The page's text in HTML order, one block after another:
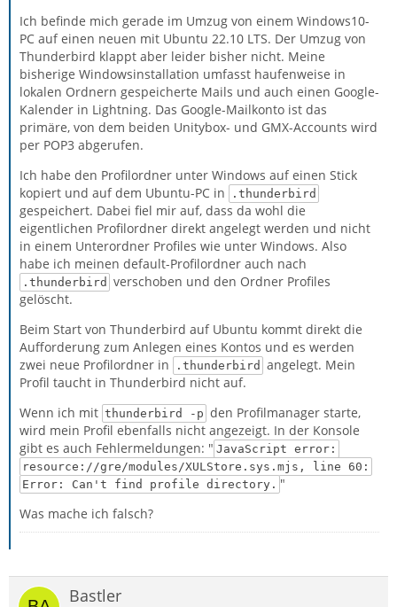
Ich befinde mich gerade im Umzug von einem Windows10-
PC auf einen neuen mit Ubuntu 22.10 LTS. Der Umzug von
Thunderbird klappt aber leider bisher nicht. Meine
bisherige Windowsinstallation umfasst haufenweise in
lokalen Ordnern gespeicherte Mails und auch einen Google-
Kalender in Lightning. Das Google-Mailkonto ist das
primäre, von dem beiden Unitybox- und GMX-Accounts wird
per POP3 abgerufen.
Ich habe den Profilordner unter Windows auf einen Stick
kopiert und auf dem Ubuntu-PC in
.thunderbird
gespeichert. Dabei fiel mir auf, dass da wohl die
eigentlichen Profilordner direkt angelegt werden und nicht
in einem Unterordner Profiles wie unter Windows. Also
habe ich meinen default-Profilordner auch nach
.thunderbird verschoben und den Ordner Profiles
gelöscht.
Beim Start von Thunderbird auf Ubuntu kommt direkt die
Aufforderung zum Anlegen eines Kontos und es werden
zwei neue Profilordner in
.thunderbird angelegt. Mein
Profil taucht in Thunderbird nicht auf.
Wenn ich mit thunderbird -p den Profilmanager starte,
wird mein Profil ebenfalls nicht angezeigt. In der Konsole
gibt es auch Fehlermeldungen: " JavaScript error:
resource://gre/modules/XULStore.sys.mjs, line 60:
Error: Can't find profile directory. "
Was mache ich falsch?
Bastler